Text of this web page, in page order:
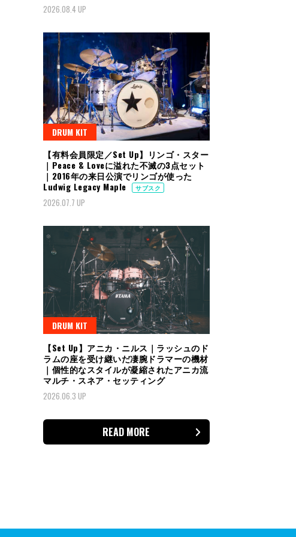
2026.08.4 UP
DRUM KIT
【有料会員限定／Set Up】リンゴ・スター
｜Peace & Loveに溢れた不滅の3点セット
｜2016年の来日公演でリンゴが使った
Ludwig Legacy Maple
サブスク
2026.07.7 UP
DRUM KIT
【Set Up】アニカ・ニルス｜ラッシュのド
ラムの座を受け継いだ凄腕ドラマーの機材
｜個性的なスタイルが凝縮されたアニカ流
マルチ・スネア・セッティング
2026.06.3 UP
READ MORE